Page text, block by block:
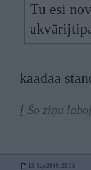
Tu esi
kaadaa
[ Šo ziņu
13. Sep 2009, 23:25